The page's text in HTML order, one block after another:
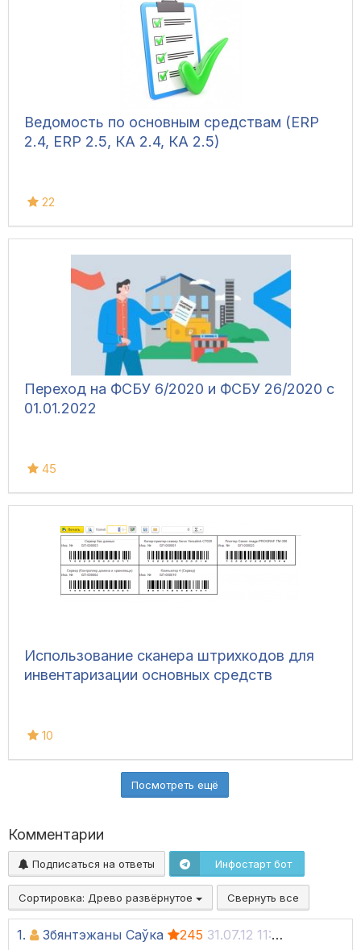
Ведомость по основным средствам (ERP
2.4, ERP 2.5, КА 2.4, КА 2.5)
22
Переход на ФСБУ 6/2020 и ФСБУ 26/2020 с
01.01.2022
45
Использование сканера штрихкодов для
инвентаризации основных средств
10
Посмотреть ещё
Комментарии
Подписаться на ответы Инфостарт бот
Сортировка: Древо развёрнутое Свернуть все
1. Збянтэжаны Саўка 245 31.07.12 11:25